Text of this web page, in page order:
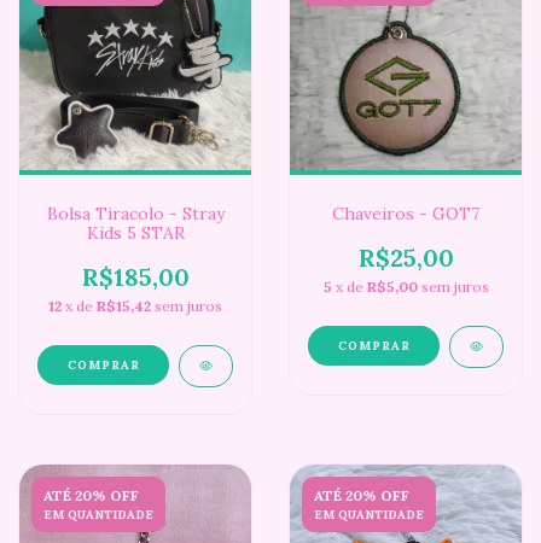
Bolsa Tiracolo - Stray
Kids 5 STAR
R$185,00
12 x de R$15,42 sem juros
Chaveiros - GOT7
R$25,00
5 x de R$5,00 sem juros
COMPRAR
ATÉ 20% OFF
EM QUANTIDADE
ATÉ 20% OFF
EM QUANTIDADE